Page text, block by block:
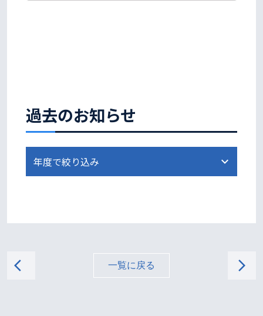
過去のお知らせ
arrow_back_ios 一覧に戻る arrow_forward_ios